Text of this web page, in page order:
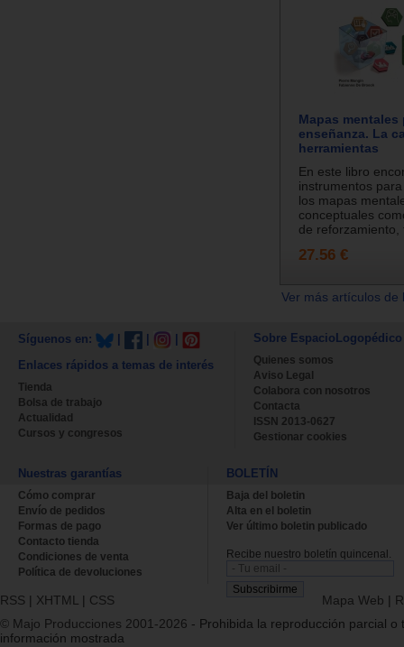
Mapas mentales
enseñanza. La
herramientas
En este libro
instrumentos
los mapas
conceptuales
de reforzamiento,
27.56 €
Ver más artículos
Síguenos en:
Enlaces rápidos a temas de interés
Tienda
Bolsa de trabajo
Actualidad
Cursos y congresos
Sobre EspacioLogopédico
Quienes somos
Aviso Legal
Colabora con nosotros
Contacta
ISSN 2013-0627
Gestionar cookies
Nuestras garantías
Cómo comprar
Envío de pedidos
Formas de pago
Contacto tienda
Condiciones de venta
Política de devoluciones
BOLETÍN
Baja del boletin
Alta en el boletin
Ver último boletin publicado
Recibe nuestro boletín quincenal.
RSS | XHTML | CSS Mapa Web |
© Majo Producciones 2001-2026 - Prohibida la reproducción parcial o
información mostrada